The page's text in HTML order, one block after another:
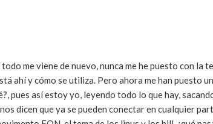
me viene de nuevo, nunca me he puesto con la
ahí y cómo se utiliza. Pero ahora me han puesto
pues así estoy yo, leyendo todo lo que hay,
dicen que ya se pueden conectar en cualquier